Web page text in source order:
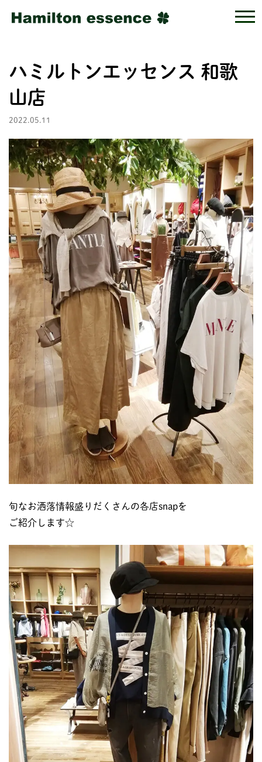
ハミルトンエッセンス 和歌
山店
2022.05.11
旬なお洒落情報盛りだくさんの各店snapを
ご紹介します☆